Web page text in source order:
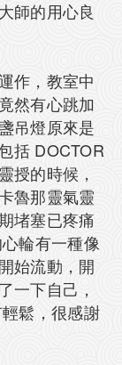
師的用心良
作，教室中
然有心跳加
吊燈原來是
括 DOCTOR
授的時候，
魯那靈氣靈
堵塞已疼痛
輪有一種像
始流動，開
一下自己，
鬆，很感謝